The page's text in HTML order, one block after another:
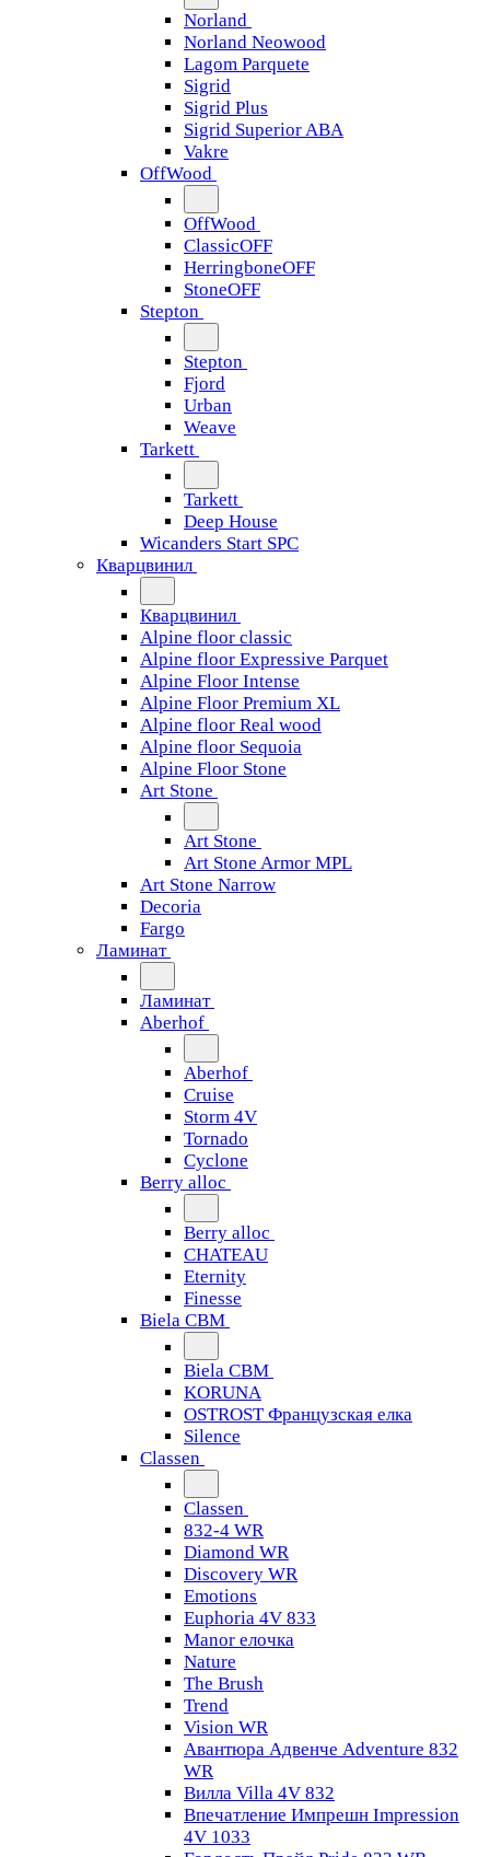
Norland
Norland Neowood
Lagom Parquete
Sigrid
Sigrid Plus
Sigrid Superior ABA
Vakre
OffWood
OffWood
ClassicOFF
HerringboneOFF
StoneOFF
Stepton
Stepton
Fjord
Urban
Weave
Tarkett
Tarkett
Deep House
Wicanders Start SPC
Кварцвинил
Кварцвинил
Alpine floor classic
Alpine floor Expressive Parquet
Alpine Floor Intense
Alpine Floor Premium XL
Alpine floor Real wood
Alpine floor Sequoia
Alpine Floor Stone
Art Stone
Art Stone
Art Stone Armor MPL
Art Stone Narrow
Decoria
Fargo
Ламинат
Ламинат
Aberhof
Aberhof
Cruise
Storm 4V
Tornado
Сyclone
Berry alloc
Berry alloc
CHATEAU
Eternity
Finesse
Biela CBM
Biela CBM
KORUNA
OSTROST Французская елка
Silence
Classen
Classen
832-4 WR
Diamond WR
Discovery WR
Emotions
Euphoria 4V 833
Manor елочка
Nature
The Brush
Trend
Vision WR
Авантюра Адвенче Adventure 832
WR
Вилла Villa 4V 832
Впечатление Импрешн Impression
4V 1033